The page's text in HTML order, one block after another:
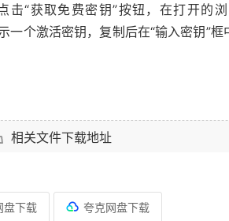
击“获取免费密钥”按钮，在打开的
个激活密钥，复制后在“输入密钥”框
相关文件下载地址
盘下载 夸克网盘下载